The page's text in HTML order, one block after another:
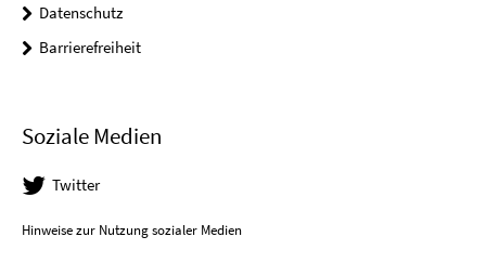
Datenschutz
Barrierefreiheit
Soziale Medien
Twitter
Hinweise zur Nutzung sozialer Medien